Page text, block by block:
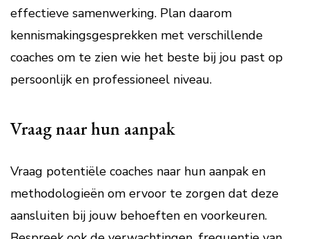
effectieve samenwerking. Plan daarom
kennismakingsgesprekken met verschillende
coaches om te zien wie het beste bij jou past op
persoonlijk en professioneel niveau.
Vraag naar hun aanpak
Vraag potentiële coaches naar hun aanpak en
methodologieën om ervoor te zorgen dat deze
aansluiten bij jouw behoeften en voorkeuren.